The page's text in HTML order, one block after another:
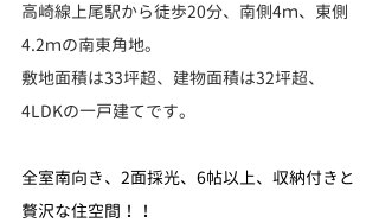
高崎線上尾駅から徒歩20分、南側4ｍ、東側
4.2ｍの南東角地。
敷地面積は33坪超、建物面積は32坪超、
4LDKの一戸建てです。
全室南向き、2面採光、6帖以上、収納付きと
贅沢な住空間！！